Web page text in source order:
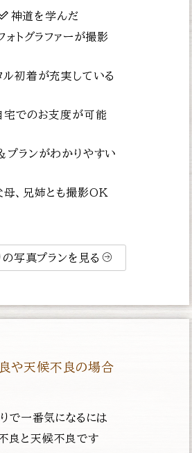
神道を学んだ
ォトグラファーが撮影
ル初着が充実している
宅でのお支度が可能
プランがわかりやすい
母、兄姉とも撮影OK
写真プランを見る
や天候不良の場合
で一番気になるには
良と天候不良です